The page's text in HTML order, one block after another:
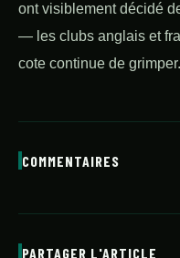
ont visiblement décidé
— les clubs anglais et
cote continue de grimper.
COMMENTAIRES
PARTAGER L'ARTICLE